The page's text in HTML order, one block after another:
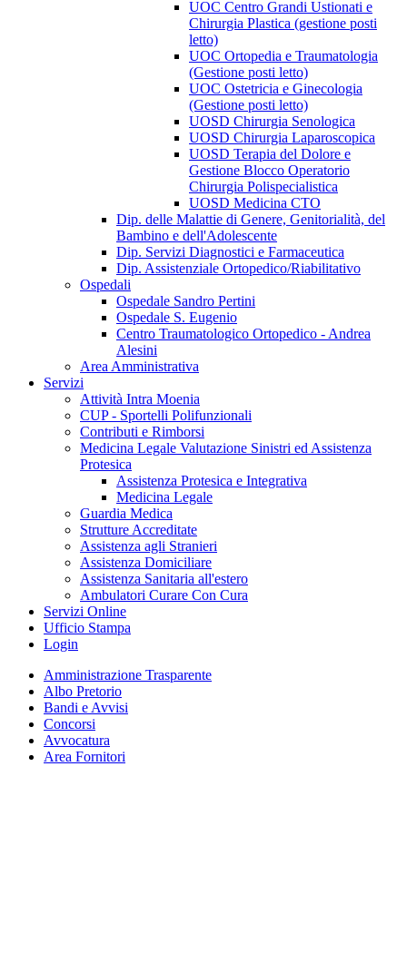
UOC Centro Grandi Ustionati e
Chirurgia Plastica (gestione posti
letto)
UOC Ortopedia e Traumatologia
(Gestione posti letto)
UOC Ostetricia e Ginecologia
(Gestione posti letto)
UOSD Chirurgia Senologica
UOSD Chirurgia Laparoscopica
UOSD Terapia del Dolore e
Gestione Blocco Operatorio
Chirurgia Polispecialistica
UOSD Medicina CTO
Dip. delle Malattie di Genere, Genitorialità, del
Bambino e dell'Adolescente
Dip. Servizi Diagnostici e Farmaceutica
Dip. Assistenziale Ortopedico/Riabilitativo
Ospedali
Ospedale Sandro Pertini
Ospedale S. Eugenio
Centro Traumatologico Ortopedico - Andrea
Alesini
Area Amministrativa
Servizi
Attività Intra Moenia
CUP - Sportelli Polifunzionali
Contributi e Rimborsi
Medicina Legale Valutazione Sinistri ed Assistenza
Protesica
Assistenza Protesica e Integrativa
Medicina Legale
Guardia Medica
Strutture Accreditate
Assistenza agli Stranieri
Assistenza Domiciliare
Assistenza Sanitaria all'estero
Ambulatori Curare Con Cura
Servizi Online
Ufficio Stampa
Login
Amministrazione Trasparente
Albo Pretorio
Bandi e Avvisi
Concorsi
Avvocatura
Area Fornitori